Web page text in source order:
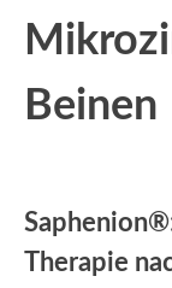
Beinen
Therapie